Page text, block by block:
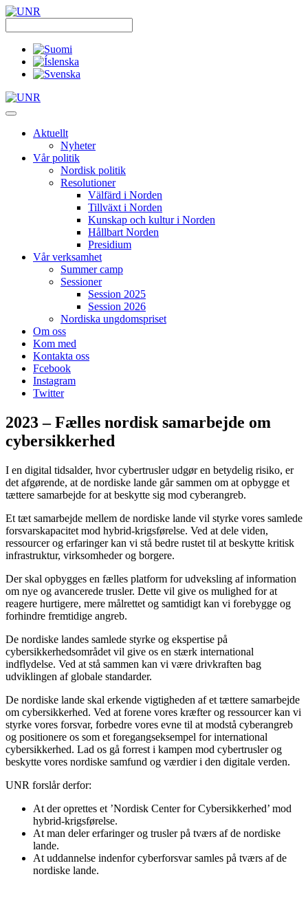
Skip
content
Aktuellt
Nyheter
Vår politik
Nordisk politik
Resolutioner
Välfärd i Norden
Tillväxt i Norden
Kunskap och kultur i Norden
Hållbart Norden
Presidium
Vår verksamhet
Summer camp
Sessioner
Session 2025
Session 2026
Nordiska ungdomspriset
Om oss
Kom med
Kontakta oss
Fcebook
Instagram
Twitter
2023 – Fælles nordisk samarbejde om
cybersikkerhed
I en digital tidsalder, hvor cybertrusler udgør en betydelig risiko, er
det afgørende, at de nordiske lande går sammen om at opbygge et
tættere samarbejde for at beskytte sig mod cyberangreb.
Et tæt samarbejde mellem de nordiske lande vil styrke vores samlede
forsvarskapacitet mod hybrid-krigsførelse. Ved at dele viden,
ressourcer og erfaringer kan vi stå bedre rustet til at beskytte kritisk
infrastruktur, virksomheder og borgere.
Der skal opbygges en fælles platform for udveksling af information
om nye og avancerede trusler. Dette vil give os mulighed for at
reagere hurtigere, mere målrettet og samtidigt kan vi forebygge og
forhindre fremtidige angreb.
De nordiske landes samlede styrke og ekspertise på
cybersikkerhedsområdet vil give os en stærk international
indflydelse. Ved at stå sammen kan vi være drivkraften bag
udviklingen af globale standarder.
De nordiske lande skal erkende vigtigheden af et tættere samarbejde
om cybersikkerhed. Ved at forene vores kræfter og ressourcer kan vi
styrke vores forsvar, forbedre vores evne til at modstå cyberangreb
og positionere os som et foregangseksempel for international
cybersikkerhed. Lad os gå forrest i kampen mod cybertrusler og
beskytte vores nordiske samfund og værdier i den digitale verden.
UNR forslår derfor:
At der oprettes et ’Nordisk Center for Cybersikkerhed’ mod
hybrid-krigsførelse.
At man deler erfaringer og trusler på tværs af de nordiske
lande.
At uddannelse indenfor cyberforsvar samles på tværs af de
nordiske lande.